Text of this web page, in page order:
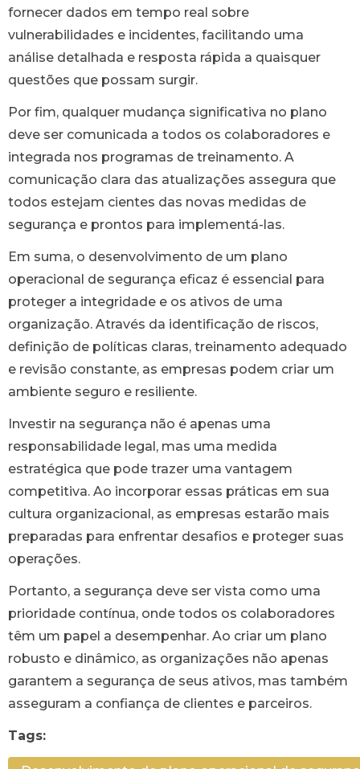
fornecer dados em tempo real sobre
vulnerabilidades e incidentes, facilitando uma
análise detalhada e resposta rápida a quaisquer
questões que possam surgir.
Por fim, qualquer mudança significativa no plano
deve ser comunicada a todos os colaboradores e
integrada nos programas de treinamento. A
comunicação clara das atualizações assegura que
todos estejam cientes das novas medidas de
segurança e prontos para implementá-las.
Em suma, o desenvolvimento de um plano
operacional de segurança eficaz é essencial para
proteger a integridade e os ativos de uma
organização. Através da identificação de riscos,
definição de políticas claras, treinamento adequado
e revisão constante, as empresas podem criar um
ambiente seguro e resiliente.
Investir na segurança não é apenas uma
responsabilidade legal, mas uma medida
estratégica que pode trazer uma vantagem
competitiva. Ao incorporar essas práticas em sua
cultura organizacional, as empresas estarão mais
preparadas para enfrentar desafios e proteger suas
operações.
Portanto, a segurança deve ser vista como uma
prioridade contínua, onde todos os colaboradores
têm um papel a desempenhar. Ao criar um plano
robusto e dinâmico, as organizações não apenas
garantem a segurança de seus ativos, mas também
asseguram a confiança de clientes e parceiros.
Tags: